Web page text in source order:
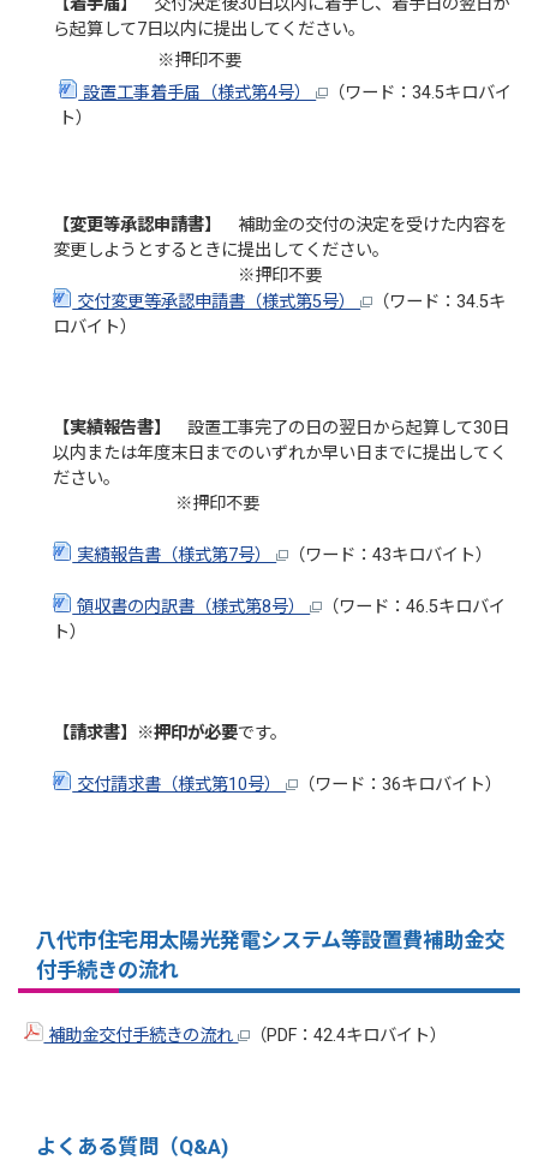
【着手届】
交付決定後30日以内に着手し、着手日の翌日か
ら起算して7日以内に提出してください。
※押印不要
設置工事着手届（様式第4号）
（ワード：34.5キロバイ
ト）
【変更等承認申請書】
補助金の交付の決定を受けた内容を
変更しようとするときに提出してください。
※押印不要
交付変更等承認申請書（様式第5号）
（ワード：34.5キ
ロバイト）
【実績報告書】
設置工事完了の日の翌日から起算して30日
以内または年度末日までのいずれか早い日までに提出してく
ださい。
※押印不要
実績報告書（様式第7号） （ワード：43キロバイト）
領収書の内訳書（様式第8号）
（ワード：46.5キロバイ
ト）
【請求書】 ※押印が必要です。
交付請求書（様式第10号） （ワード：36キロバイト）
八代市住宅用太陽光発電システム等設置費補助金交
付手続きの流れ
補助金交付手続きの流れ （PDF：42.4キロバイト）
よくある質問（Q&A)